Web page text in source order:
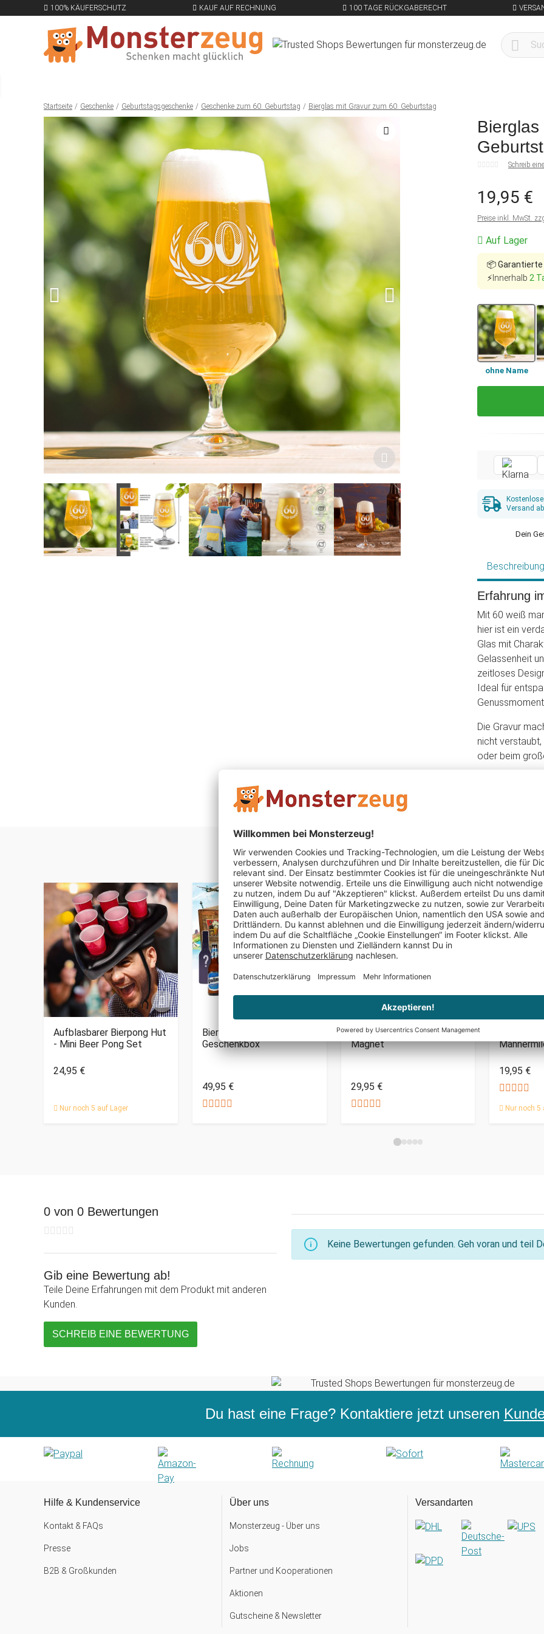
100% KÄUFERSCHUTZ KAUF AUF RECHNUNG 100 TAGE RÜCKGABERECHT
Startseite Geschenke Geburtstagsgeschenke Geschenke zum 60. Geburtstag Bierglas mit Gravur zum 60. Geburtstag
Schreib
19,95 €
Preise inkl. MwSt.
Auf Lager
📦
⚡Innerhalb 2
ohne Name
Versand
Dein
Beschreibung
Erfahrung
Mit 60 weiß
hier ist ein
Glas mit
Gelassenheit
zeitloses
Ideal für
Die Gravur
nicht verstaubt,
oder beim
Ein Geschenk
wie gut es
Das könnte Dir auch gefallen
Aufblasbarer Bierpong Hut
- Mini Beer Pong Set
24,95 €
Nur noch 5 auf Lager
Bier Weltreise XL - 12er
Geschenkbox
49,95 €
Bierbaum - Kronkorken
Magnet
29,95 €
19,95 €
Nur noch 5
0 von 0 Bewertungen
Gib eine Bewertung ab!
Teile Deine Erfahrungen mit dem Produkt mit anderen
Kunden.
SCHREIB EINE BEWERTUNG
Keine Bewertungen gefunden. Geh voran und teil
Du hast eine Frage? Kontaktiere jetzt unseren
Hilfe & Kundenservice
Kontakt & FAQs
Presse
B2B & Großkunden
Über uns
Monsterzeug - Über uns
Jobs
Partner und Kooperationen
Aktionen
Gutscheine & Newsletter
Versandarten